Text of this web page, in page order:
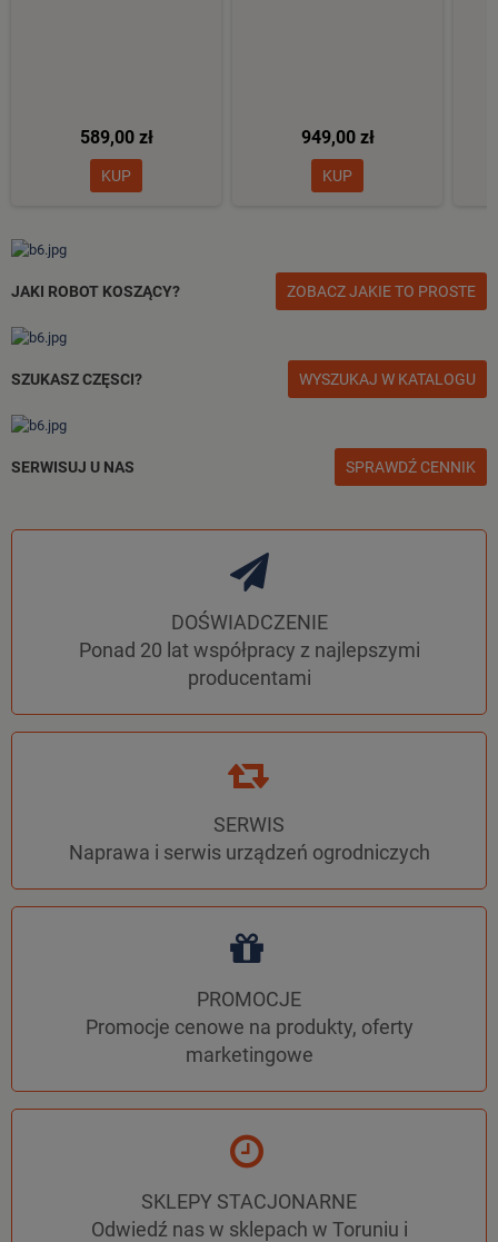
589,00 zł
KUP
949,00 zł
KUP
JAKI ROBOT KOSZĄCY? ZOBACZ JAKIE TO PROSTE
SZUKASZ CZĘSCI? WYSZUKAJ W KATALOGU
SERWISUJ U NAS SPRAWDŹ CENNIK
DOŚWIADCZENIE
Ponad 20 lat współpracy z najlepszymi
producentami
SERWIS
Naprawa i serwis urządzeń ogrodniczych
PROMOCJE
Promocje cenowe na produkty, oferty
marketingowe
SKLEPY STACJONARNE
Odwiedź nas w sklepach w Toruniu i